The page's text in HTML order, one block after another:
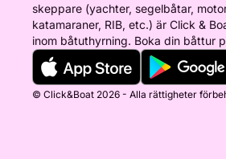
skeppare (yachter, segelbåtar,
katamaraner, RIB, etc.) är Click &
inom båtuthyrning. Boka din båttur
© Click&Boat 2026 - Alla rättigheter